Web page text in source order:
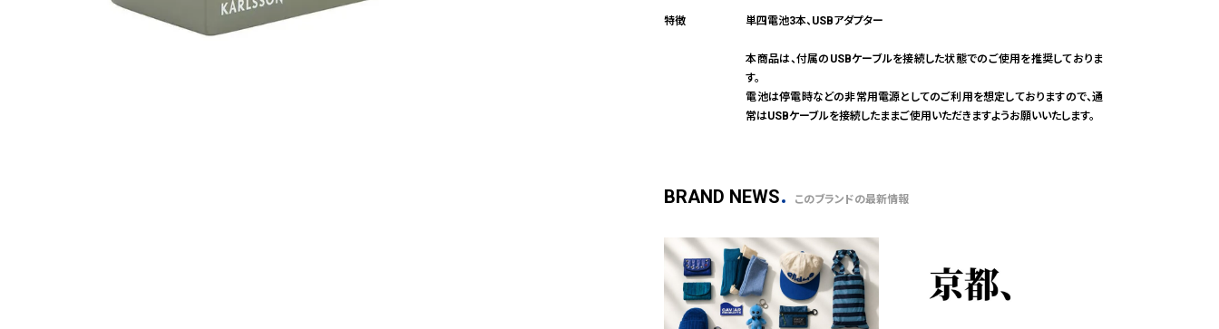
単四電池3本、USBアダプター
本商品は、付属のUSBケーブルを接続した状態でのご使用を推奨しておりま
す。
電池は停電時などの非常用電源としてのご利用を想定しておりますので、通
常はUSBケーブルを接続したままご使用いただきますようお願いいたします。
BRAND NEWS このブランドの最新情報